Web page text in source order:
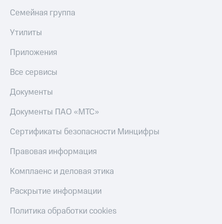
Семейная группа
Утилиты
Приложения
Все сервисы
Документы
Документы ПАО «МТС»
Сертификаты безопасности Минцифры
Правовая информация
Комплаенс и деловая этика
Раскрытие информации
Политика обработки cookies